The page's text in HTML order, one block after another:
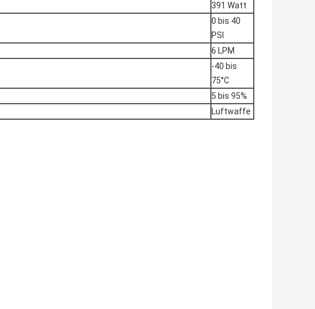
391 Watt
0 bis 40
PSI
6 LPM
-40 bis
75°C
5 bis 95%
Luftwaffe